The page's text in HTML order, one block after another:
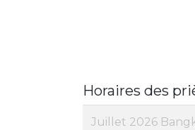
Horaires des
Juillet 2026